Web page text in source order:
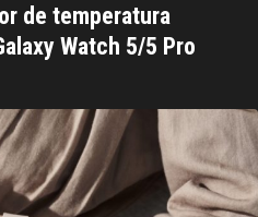
de temperatura
Watch 5/5 Pro